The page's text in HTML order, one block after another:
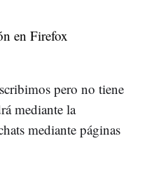
pero no tiene
mediante la
mediante páginas